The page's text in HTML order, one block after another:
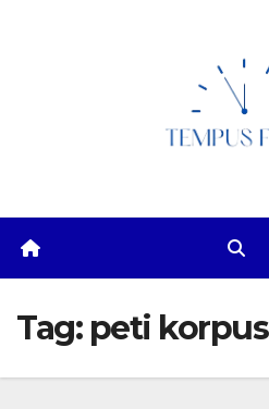
Tag: peti korpus